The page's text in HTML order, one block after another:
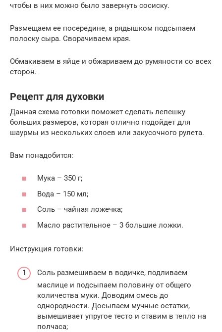
чтобы в них можно было завернуть сосиску.
Размещаем ее посередине, а рядышком подсыпаем
полоску сыра. Сворачиваем края.
Обмакиваем в яйце и обжариваем до румяности со всех
сторон.
Рецепт для духовки
Данная схема готовки поможет сделать лепешку
больших размеров, которая отлично подойдет для
шаурмы из нескольких слоев или закусочного рулета.
Вам понадобится:
Мука – 350 г;
Вода – 150 мл;
Соль – чайная ложечка;
Масло растительное – 3 большие ложки.
Инструкция готовки:
Соль размешиваем в водичке, подливаем
маслице и подсыпаем половину от общего
количества муки. Доводим смесь до
однородности. Досыпаем мучные остатки,
вымешивает упругое тесто и ставим в тепло на
полчаса;